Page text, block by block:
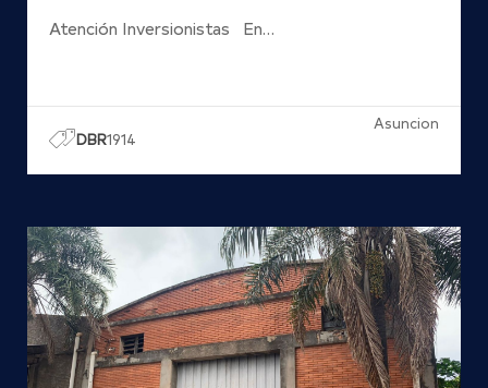
Atención Inversionistas En…
DBR1914
Asuncion